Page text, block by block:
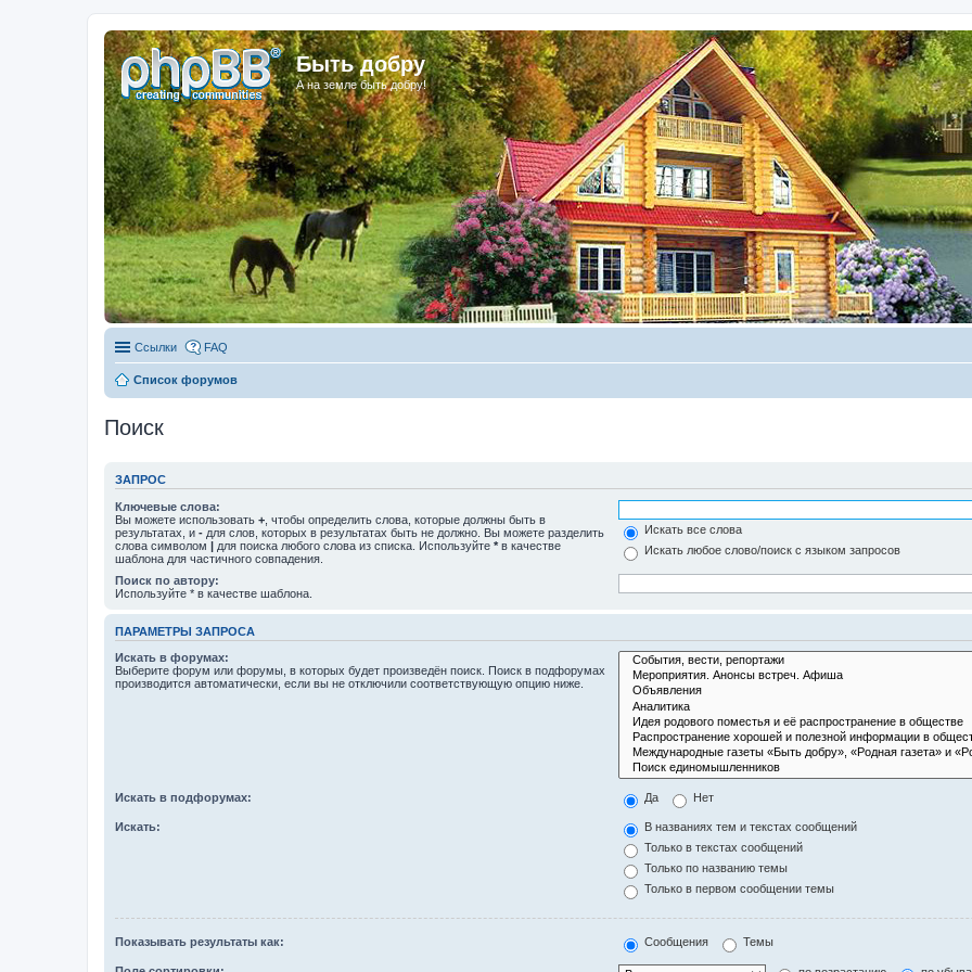
Быть добру
А на земле быть добру!
Ссылки FAQ
Список форумов
Поиск
ЗАПРОС
Ключевые слова:
Вы можете использовать + , чтобы определить слова, которые должны быть в
результатах, и - для слов, которых в результатах быть не должно. Вы можете разделить
слова символом | для поиска любого слова из списка. Используйте * в качестве
шаблона для частичного совпадения.
Искать все слова
Искать любое слово/поиск с языком запросов
Поиск по автору:
Используйте * в качестве шаблона.
ПАРАМЕТРЫ ЗАПРОСА
Искать в форумах:
Выберите форум или форумы, в которых будет произведён поиск. Поиск в подфорумах
производится автоматически, если вы не отключили соответствующую опцию ниже.
Искать в подфорумах: Да Нет
Искать:
В названиях тем и текстах сообщений
Только в текстах сообщений
Только по названию темы
Только в первом сообщении темы
Показывать результаты как: Сообщения Темы